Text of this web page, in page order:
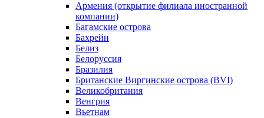
Армения (открытие филиала иностранной
компании)
Багамские острова
Бахрейн
Белиз
Белоруссия
Бразилия
Британские Виргинские острова (BVI)
Великобритания
Венгрия
Вьетнам